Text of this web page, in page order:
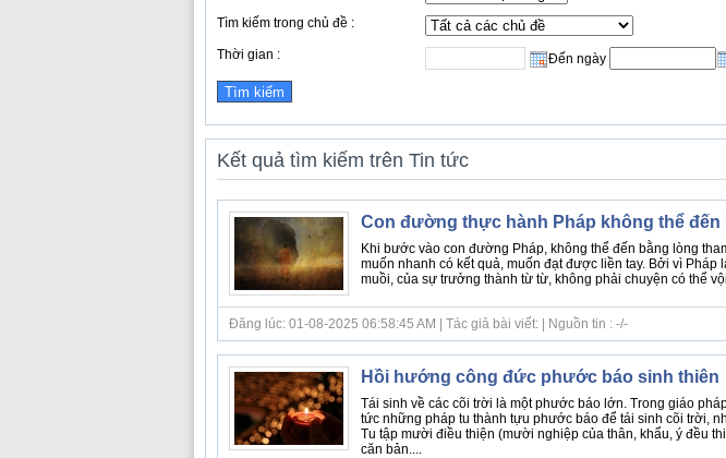
Tìm kiếm trong chủ đề :
Thời gian : Đến ngày
Kết quả tìm kiếm trên Tin tức
Con đường thực hành Pháp không thể đến
Khi bước vào con đường Pháp, không thể đến bằng lòng
muốn nhanh có kết quả, muốn đạt được liền tay. Bởi vì Pháp
muồi, của sự trưởng thành từ từ, không phải chuyện có thể vội
Đăng lúc: 01-08-2025 06:58:45 AM | Tác giả bài viết: | Nguồn tin : -/-
Hồi hướng công đức phước báo sinh thiên
Tái sinh về các cõi trời là một phước báo lớn. Trong giáo
tức những pháp tu thành tựu phước báo để tái sinh cõi trời,
Tu tập mười điều thiện (mười nghiệp của thân, khẩu, ý đều
căn bản....